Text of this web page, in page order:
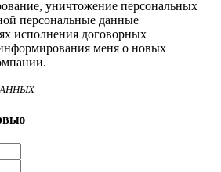
уничтожение персональных
персональные данные
исполнения договорных
информирования меня о новых